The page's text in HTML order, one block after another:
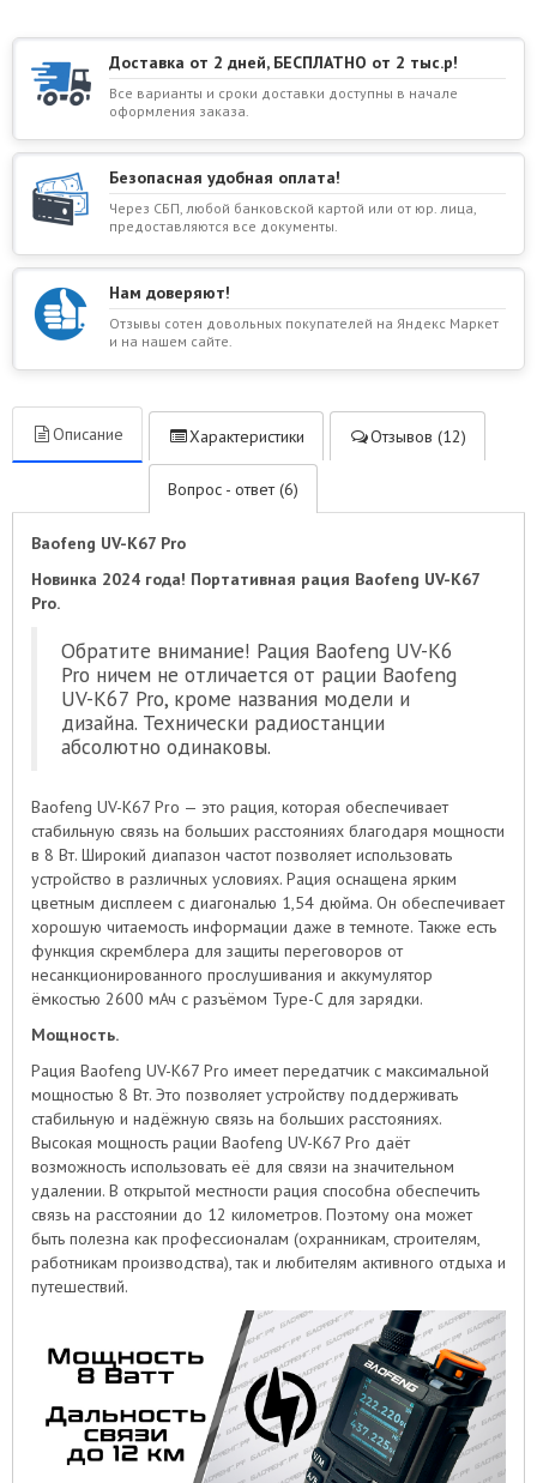
Доставка от 2 дней, БЕСПЛАТНО от 2 тыс.р!
Все варианты и сроки доставки доступны в начале
оформления заказа.
Безопасная удобная оплата!
Через СБП, любой банковской картой или от юр. лица,
предоставляются все документы.
Нам доверяют!
Отзывы сотен довольных покупателей на Яндекс Маркет
и на нашем сайте.
Описание Характеристики Отзывов (12)
Вопрос - ответ (6)
Baofeng UV-K67 Pro
Новинка 2024 года! Портативная рация Baofeng UV-K67
Pro.
Обратите внимание! Рация Baofeng UV-K6
Pro ничем не отличается от рации Baofeng
UV-K67 Pro, кроме названия модели и
дизайна. Технически радиостанции
абсолютно одинаковы.
Baofeng UV-K67 Pro — это рация, которая обеспечивает
стабильную связь на больших расстояниях благодаря мощности
в 8 Вт. Широкий диапазон частот позволяет использовать
устройство в различных условиях. Рация оснащена ярким
цветным дисплеем с диагональю 1,54 дюйма. Он обеспечивает
хорошую читаемость информации даже в темноте. Также есть
функция скремблера для защиты переговоров от
несанкционированного прослушивания и аккумулятор
ёмкостью 2600 мАч с разъёмом Type-C для зарядки.
Мощность.
Рация Baofeng UV-K67 Pro имеет передатчик с максимальной
мощностью 8 Вт. Это позволяет устройству поддерживать
стабильную и надёжную связь на больших расстояниях.
Высокая мощность рации Baofeng UV-K67 Pro даёт
возможность использовать её для связи на значительном
удалении. В открытой местности рация способна обеспечить
связь на расстоянии до 12 километров. Поэтому она может
быть полезна как профессионалам (охранникам, строителям,
работникам производства), так и любителям активного отдыха и
путешествий.